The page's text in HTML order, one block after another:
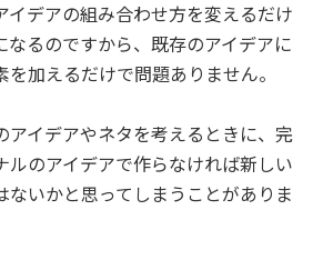
イデアの組み合わせ方を変えるだけ
なるのですから、既存のアイデアに
加えるだけで問題ありません。
アイデアやネタを考えるときに、完
ルのアイデアで作らなければ新しい
ないかと思ってしまうことがありま